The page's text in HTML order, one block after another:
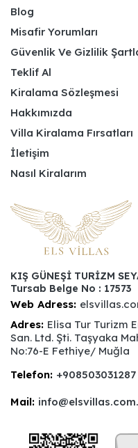
Blog
Misafir Yorumları
Güvenlik Ve Gizlilik
Teklif Al
Kiralama Sözleşmesi
Hakkımızda
Villa Kiralama Fırsatları
İletişim
Nasıl Kiralarım
KIŞ GÜNEŞİ TURİZM
Tursab Belge No : 17573
Web Adress:
Adres: Elisa Tur Turizm
San. Ltd. Şti. Taşyaka
No:76-E Fethiye/ Muğla
Telefon: +908503031287
Mail: